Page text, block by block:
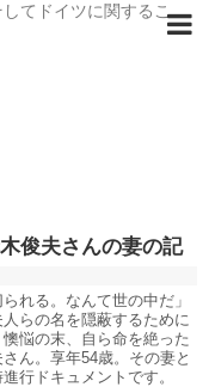
てドイツに関するこ
俊夫さんの妻の記
れる。なんて世の中だ」
らの名を隠蔽するために
悩の末、自ら命を絶った
ん。享年54歳。その妻と
行ドキュメントです。